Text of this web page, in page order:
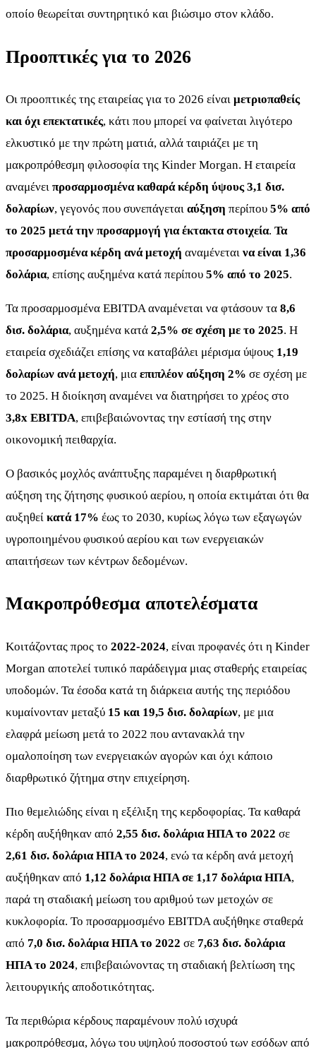
οποίο θεωρείται συντηρητικό και βιώσιμο στον κλάδο.
Προοπτικές για το 2026
Οι προοπτικές της εταιρείας για το 2026 είναι μετριοπαθείς
και όχι επεκτατικές, κάτι που μπορεί να φαίνεται λιγότερο
ελκυστικό με την πρώτη ματιά, αλλά ταιριάζει με τη
μακροπρόθεσμη φιλοσοφία της Kinder Morgan. Η εταιρεία
αναμένει προσαρμοσμένα καθαρά κέρδη ύψους 3,1 δισ.
δολαρίων, γεγονός που συνεπάγεται αύξηση περίπου 5% από
το 2025 μετά την προσαρμογή για έκτακτα στοιχεία. Τα
προσαρμοσμένα κέρδη ανά μετοχή αναμένεται να είναι 1,36
δολάρια, επίσης αυξημένα κατά περίπου 5% από το 2025.
Τα προσαρμοσμένα EBITDA αναμένεται να φτάσουν τα 8,6
δισ. δολάρια, αυξημένα κατά 2,5% σε σχέση με το 2025. Η
εταιρεία σχεδιάζει επίσης να καταβάλει μέρισμα ύψους 1,19
δολαρίων ανά μετοχή, μια επιπλέον αύξηση 2% σε σχέση με
το 2025. Η διοίκηση αναμένει να διατηρήσει το χρέος στο
3,8x EBITDA, επιβεβαιώνοντας την εστίασή της στην
οικονομική πειθαρχία.
Ο βασικός μοχλός ανάπτυξης παραμένει η διαρθρωτική
αύξηση της ζήτησης φυσικού αερίου, η οποία εκτιμάται ότι θα
αυξηθεί κατά 17% έως το 2030, κυρίως λόγω των εξαγωγών
υγροποιημένου φυσικού αερίου και των ενεργειακών
απαιτήσεων των κέντρων δεδομένων.
Μακροπρόθεσμα αποτελέσματα
Κοιτάζοντας προς το 2022-2024, είναι προφανές ότι η Kinder
Morgan αποτελεί τυπικό παράδειγμα μιας σταθερής εταιρείας
υποδομών. Τα έσοδα κατά τη διάρκεια αυτής της περιόδου
κυμαίνονταν μεταξύ 15 και 19,5 δισ. δολαρίων, με μια
ελαφρά μείωση μετά το 2022 που αντανακλά την
ομαλοποίηση των ενεργειακών αγορών και όχι κάποιο
διαρθρωτικό ζήτημα στην επιχείρηση.
Πιο θεμελιώδης είναι η εξέλιξη της κερδοφορίας. Τα καθαρά
κέρδη αυξήθηκαν από 2,55 δισ. δολάρια ΗΠΑ το 2022 σε
2,61 δισ. δολάρια ΗΠΑ το 2024, ενώ τα κέρδη ανά μετοχή
αυξήθηκαν από 1,12 δολάρια ΗΠΑ σε 1,17 δολάρια ΗΠΑ,
παρά τη σταδιακή μείωση του αριθμού των μετοχών σε
κυκλοφορία. Το προσαρμοσμένο EBITDA αυξήθηκε σταθερά
από 7,0 δισ. δολάρια ΗΠΑ το 2022 σε 7,63 δισ. δολάρια
ΗΠΑ το 2024, επιβεβαιώνοντας τη σταδιακή βελτίωση της
λειτουργικής αποδοτικότητας.
Τα περιθώρια κέρδους παραμένουν πολύ ισχυρά
μακροπρόθεσμα, λόγω του υψηλού ποσοστού των εσόδων από